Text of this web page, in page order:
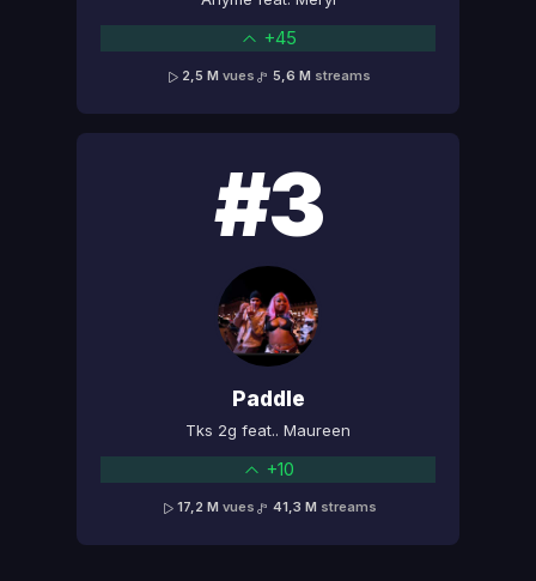
+45
2,5 M vues 5,6 M streams
#3
Paddle
Tks 2g feat.. Maureen
+10
17,2 M vues 41,3 M streams